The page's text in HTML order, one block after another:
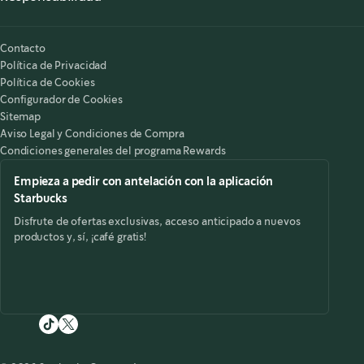
Contacto
Política de Privacidad
Política de Cookies
Configurador de Cookies
Sitemap
Aviso Legal y Condiciones de Compra
Condiciones generales del programa Rewards
Empieza a pedir con antelación con la aplicación
Starbucks
Disfrute de ofertas exclusivas, acceso anticipado a nuevos
productos y, sí, ¡café gratis!